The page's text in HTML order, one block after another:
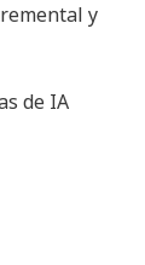
y
de IA